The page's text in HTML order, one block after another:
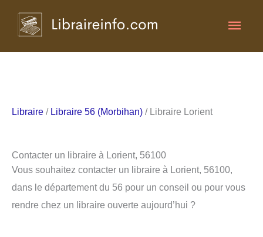
Libraire / Libraire 56 (Morbihan) / Libraire Lorient
Contacter un libraire à Lorient, 56100
Vous souhaitez contacter un libraire à Lorient, 56100,
dans le département du 56 pour un conseil ou pour vous
rendre chez un libraire ouverte aujourd’hui ?